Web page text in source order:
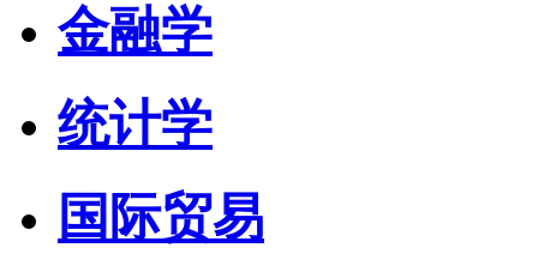
金融学
统计学
国际贸易